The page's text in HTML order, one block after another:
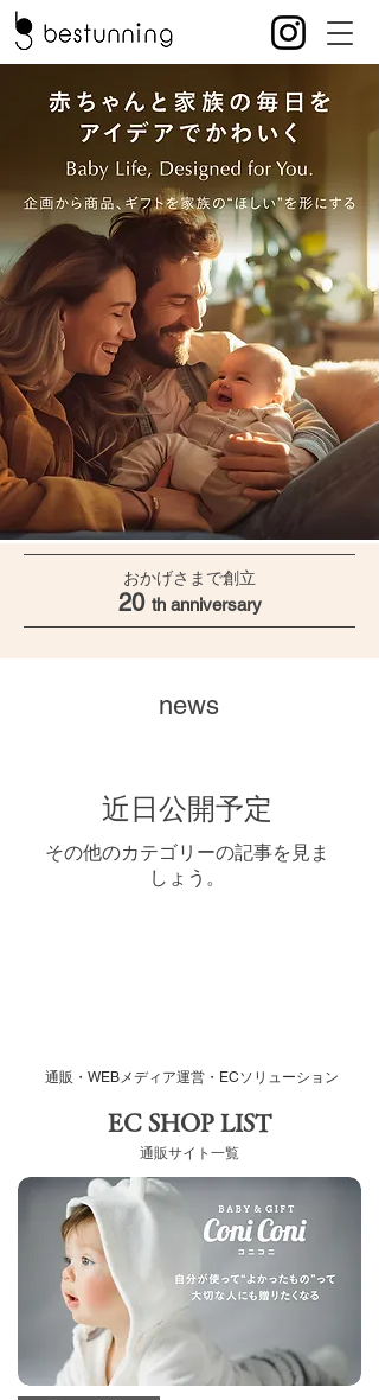
おかげさまで創立
20 th anniversary
​news
近日公開予定
その他のカテゴリーの記事を見ま
しょう。
通販・​WEBメディア運営・​ECソリューション
EC SHOP LIST
通販サイト一覧